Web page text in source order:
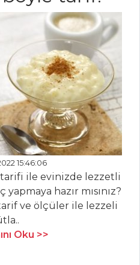
15:46:06
tarifi ile evinizde lezzetli
hazır mısınız?
ve ölçüler ile lezzeli
Oku >>